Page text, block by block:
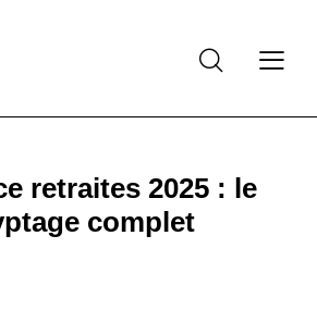
retraites 2025 : le
complet